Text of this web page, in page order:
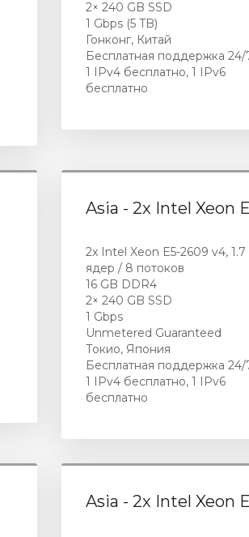
2× 240 GB SSD
1 Gbps (5 TB)
Гонконг, Китай
Бесплатная поддержка 24/
1 IPv4 бесплатно, 1 IPv6
бесплатно
Asia - 2x Intel Xeon
2x Intel Xeon E5-2609 v4, 1.7
ядер / 8 потоков
16 GB DDR4
2× 240 GB SSD
1 Gbps
Unmetered Guaranteed
Токио, Япония
Бесплатная поддержка 24/
1 IPv4 бесплатно, 1 IPv6
бесплатно
Asia - 2x Intel Xeon